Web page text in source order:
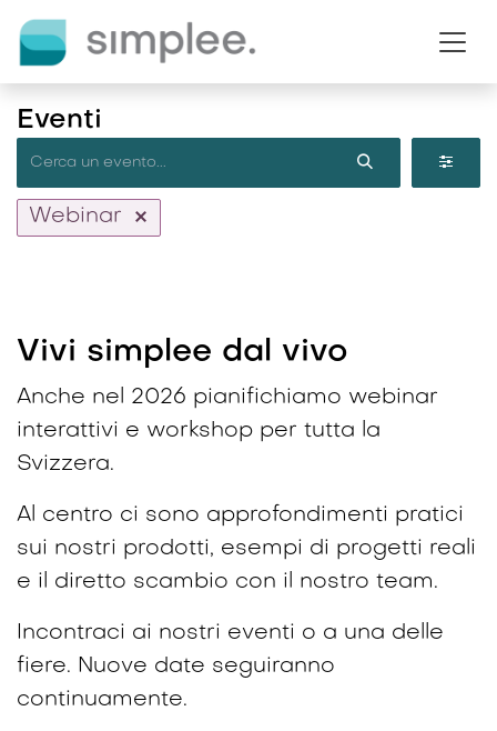
Eventi
Webinar
Vivi simplee dal vivo
Anche nel 2026 pianifichiamo webinar
interattivi e workshop per tutta la
Svizzera.
Al centro ci sono approfondimenti pratici
sui nostri prodotti, esempi di progetti reali
e il diretto scambio con il nostro team.
Incontraci ai nostri eventi o a una delle
fiere. Nuove date seguiranno
continuamente.